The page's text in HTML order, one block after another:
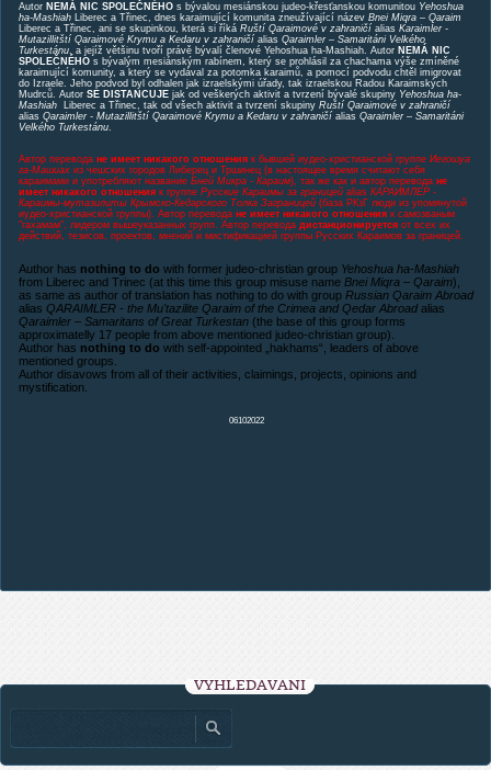
Autor NEMÁ NIC SPOLEČNÉHO s bývalou mesiánskou judeo-křesťanskou komunitou Yehoshua
ha-Mashiah Liberec a Třinec, dnes karaimující komunita zneužívající název Bnei Miqra – Qaraim
Liberec a Třinec, ani se skupinkou, která si říká Ruští Qaraimové v zahraničí alias Karaimler -
Mutazillitští Qaraimové Krymu a Kedaru v zahraničí alias Qaraimler – Samaritáni Velkého
Turkestánu, a jejíž většinu tvoří právě bývalí členové Yehoshua ha-Mashiah. Autor NEMÁ NIC
SPOLEČNÉHO s bývalým mesiánským rabínem, který se prohlásil za chachama výše zmíněné
karaimující komunity, a který se vydával za potomka karaimů, a pomocí podvodu chtěl imigrovat
do Izraele. Jeho podvod byl odhalen jak izraelskými úřady, tak izraelskou Radou Karaimských
Mudrců. Autor SE DISTANCUJE jak od veškerých aktivit a tvrzení bývalé skupiny Yehoshua ha-
Mashiah
Liberec a Třinec, tak od všech aktivit a tvrzení skupiny Ruští Qaraimové v zahraničí
alias Qaraimler - Mutazillitští Qaraimové Krymu a Kedaru v zahraničí alias Qaraimler – Samaritáni
Velkého Turkestánu.
Автор перевода не имеет никакого отношения к бывшей иудео-христианской группе Иегошуа
га-Машиах из чешских городов Либерец и Тршинец (в настоящее время считают себя
караимами и употребляют название Бней Микра - Караим), так же как и автор перевода не
имеет никакого отношения к группе Русские Караимы за границей alias КАРАИМЛЕР -
Караимы-мутазилиты Крымско-Кедарского Толка Заграницей (база РКзГ люди из упомянутой
иудео-христианской группы). Автор перевода не имеет никакого отношения к самозваным
"гахамам", лидером вышеуказанных групп. Автор перевода дистанционируется от всех их
действий, тезисов, проектов, мнений и мистификацией группы Русских Караимов за границей.
Author has nothing to do with former judeo-christian group Yehoshua ha-Mashiah
from Liberec and Trinec (at this time this group misuse name Bnei Miqra – Qaraim),
as same as author of translation has nothing to do with group Russian Qaraim Abroad
alias QARAIMLER - the Mu'tazilite Qaraim of the Crimea and Qedar Abroad alias
Qaraimler – Samaritans of Great Turkestan (the base of this group forms
approximatelly 17 people from above mentioned judeo-christian group).
Author has nothing to do with self-appointed „hakhams“, leaders of above
mentioned groups.
Author disavows from all of their activities, claimings, projects, opinions and
mystification.
06102022
VYHLEDÁVÁNÍ